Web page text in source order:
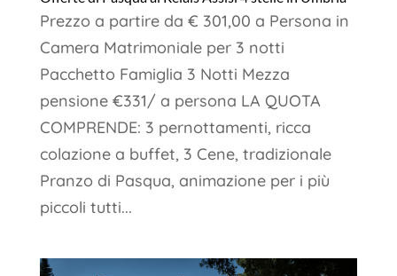
Prezzo a partire da € 301,00 a Persona in
Camera Matrimoniale per 3 notti
Pacchetto Famiglia 3 Notti Mezza
pensione €331/ a persona LA QUOTA
COMPRENDE: 3 pernottamenti, ricca
colazione a buffet, 3 Cene, tradizionale
Pranzo di Pasqua, animazione per i più
piccoli tutti...